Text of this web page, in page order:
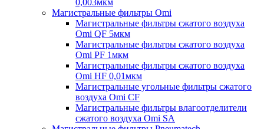
0,003мкм
Магистральные фильтры Omi
Магистральные фильтры сжатого воздуха
Omi QF 5мкм
Магистральные фильтры сжатого воздуха
Omi PF 1мкм
Магистральные фильтры сжатого воздуха
Omi HF 0,01мкм
Магистральные угольные фильтры сжатого
воздуха Omi CF
Магистральные фильтры влагоотделители
сжатого воздуха Omi SA